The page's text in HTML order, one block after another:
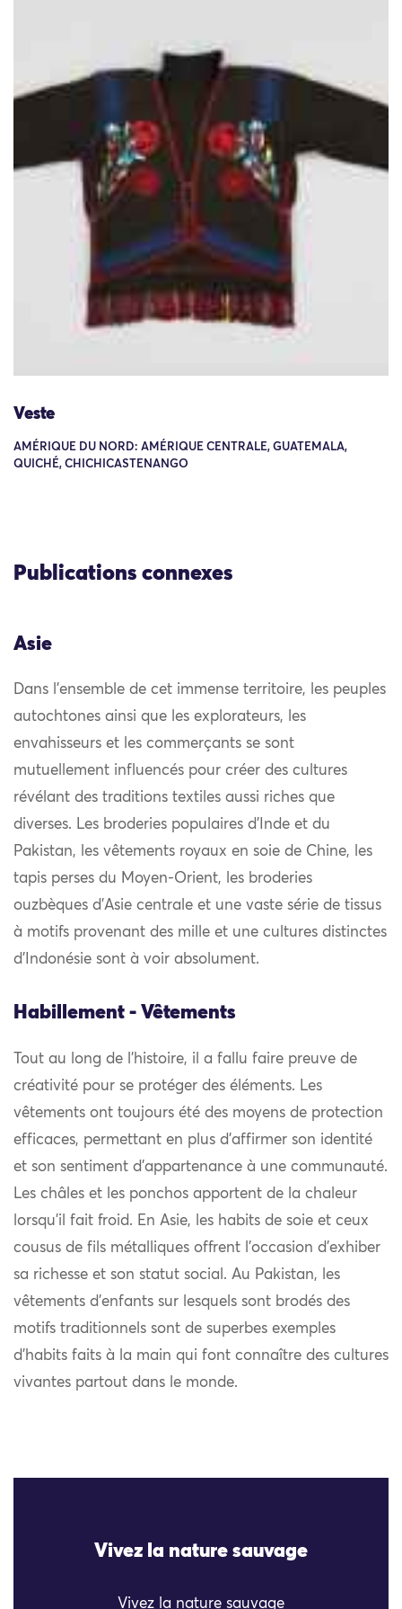
Veste
AMÉRIQUE DU NORD: AMÉRIQUE CENTRALE, GUATEMALA,
QUICHÉ, CHICHICASTENANGO
Publications connexes
Asie
Dans l’ensemble de cet immense territoire, les peuples
autochtones ainsi que les explorateurs, les
envahisseurs et les commerçants se sont
mutuellement influencés pour créer des cultures
révélant des traditions textiles aussi riches que
diverses. Les broderies populaires d’Inde et du
Pakistan, les vêtements royaux en soie de Chine, les
tapis perses du Moyen-Orient, les broderies
ouzbèques d’Asie centrale et une vaste série de tissus
à motifs provenant des mille et une cultures distinctes
d’Indonésie sont à voir absolument.
Habillement - Vêtements
Tout au long de l’histoire, il a fallu faire preuve de
créativité pour se protéger des éléments. Les
vêtements ont toujours été des moyens de protection
efficaces, permettant en plus d’affirmer son identité
et son sentiment d’appartenance à une communauté.
Les châles et les ponchos apportent de la chaleur
lorsqu’il fait froid. En Asie, les habits de soie et ceux
cousus de fils métalliques offrent l’occasion d’exhiber
sa richesse et son statut social. Au Pakistan, les
vêtements d’enfants sur lesquels sont brodés des
motifs traditionnels sont de superbes exemples
d’habits faits à la main qui font connaître des cultures
vivantes partout dans le monde.
Vivez la nature sauvage
Vivez la nature sauvage